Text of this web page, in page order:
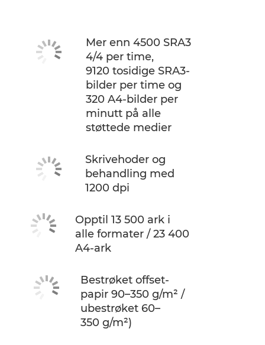
Mer enn 4500 SRA3
4/4 per time,
9120 tosidige SRA3-
bilder per time og
320 A4-bilder per
minutt på alle
støttede medier
Skrivehoder og
behandling med
1200 dpi
Opptil 13 500 ark i
alle formater / 23 400
A4-ark
Bestrøket offset-
papir 90–350 g/m² /
ubestrøket 60–
350 g/m²)